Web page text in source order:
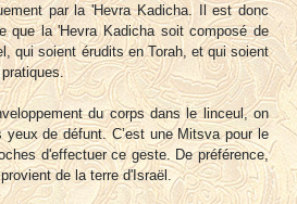
par la 'Hevra Kadicha. Il est donc
que la 'Hevra Kadicha soit composé de
qui soient érudits en Torah, et qui soient
du corps dans le linceul, on
de défunt. C’est une Mitsva pour le
d'effectuer ce geste. De préférence,
de la terre d'Israël.